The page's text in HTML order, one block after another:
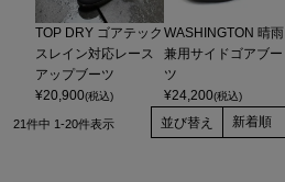
TOP DRY ゴアテック
スレイン対応レース
アップブーツ
¥20,900(税込)
WASHINGTON 晴雨
兼用サイドゴアブー
ツ
¥24,200(税込)
並び替え 新着順
21 件中 1 -20件表示